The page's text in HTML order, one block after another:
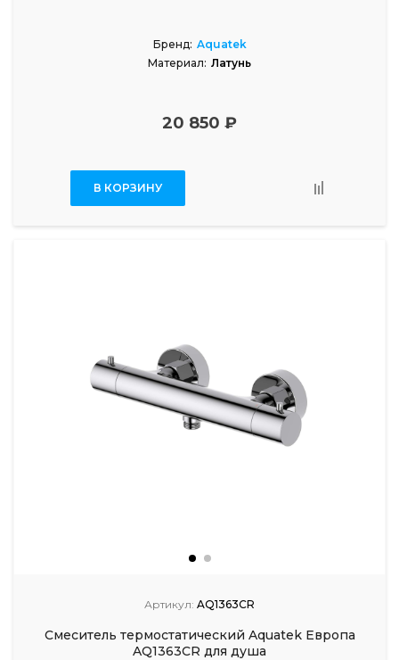
Бренд: Aquatek
Материал: Латунь
20 850 ₽
В КОРЗИНУ
Артикул: AQ1363CR
Смеситель термостатический Aquatek Европа
AQ1363CR для душа